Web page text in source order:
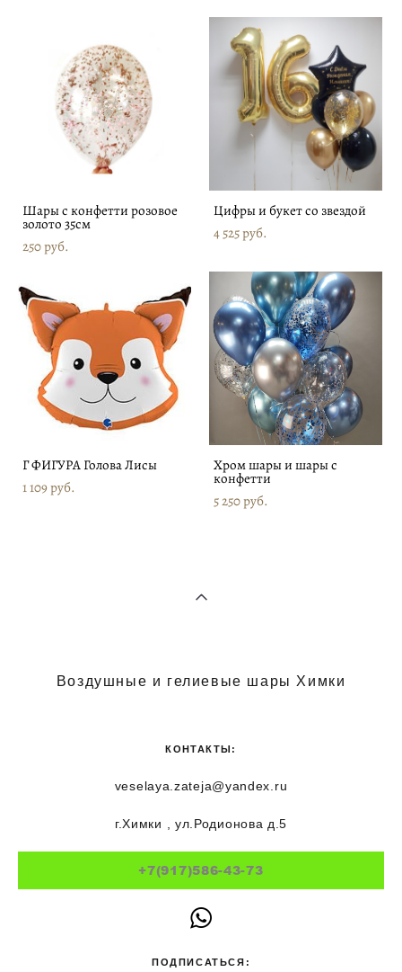
Шары с конфетти розовое
золото 35см
250 pуб.
Цифры и букет со звездой
4 525 pуб.
Г ФИГУРА Голова Лисы
1 109 pуб.
Хром шары и шары с
конфетти
5 250 pуб.
Воздушные и гелиевые шары Химки
КОНТАКТЫ:
veselaya.zateja@yandex.ru
г.Химки , ул.Родионова д.5
+7(917)586-43-73
ПОДПИСАТЬСЯ: